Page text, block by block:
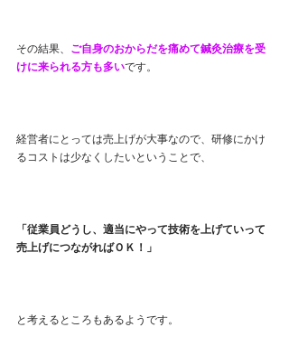
その結果、 ご自身のおからだを痛めて鍼灸治療を受
けに来られる方も多いです。
経営者にとっては売上げが大事なので、研修にかけ
るコストは少なくしたいということで、
「従業員どうし、適当にやって技術を上げていって
売上げにつながればＯＫ！」
と考えるところもあるようです。